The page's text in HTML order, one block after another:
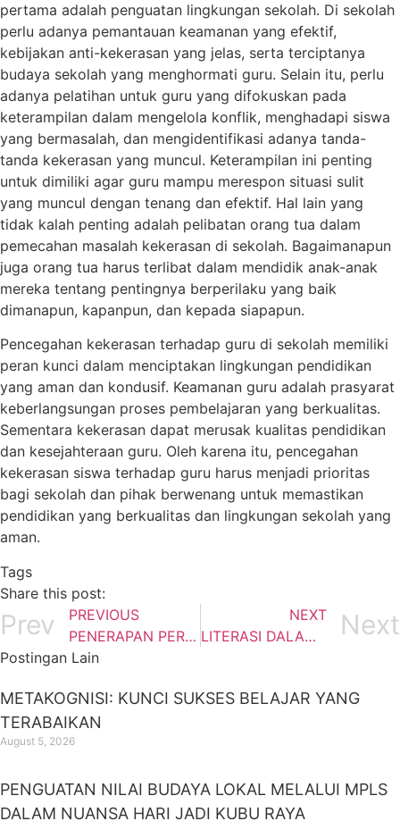
pertama adalah penguatan lingkungan sekolah. Di sekolah
perlu adanya pemantauan keamanan yang efektif,
kebijakan anti-kekerasan yang jelas, serta terciptanya
budaya sekolah yang menghormati guru. Selain itu, perlu
adanya pelatihan untuk guru yang difokuskan pada
keterampilan dalam mengelola konflik, menghadapi siswa
yang bermasalah, dan mengidentifikasi adanya tanda-
tanda kekerasan yang muncul. Keterampilan ini penting
untuk dimiliki agar guru mampu merespon situasi sulit
yang muncul dengan tenang dan efektif. Hal lain yang
tidak kalah penting adalah pelibatan orang tua dalam
pemecahan masalah kekerasan di sekolah. Bagaimanapun
juga orang tua harus terlibat dalam mendidik anak-anak
mereka tentang pentingnya berperilaku yang baik
dimanapun, kapanpun, dan kepada siapapun.
Pencegahan kekerasan terhadap guru di sekolah memiliki
peran kunci dalam menciptakan lingkungan pendidikan
yang aman dan kondusif. Keamanan guru adalah prasyarat
keberlangsungan proses pembelajaran yang berkualitas.
Sementara kekerasan dapat merusak kualitas pendidikan
dan kesejahteraan guru. Oleh karena itu, pencegahan
kekerasan siswa terhadap guru harus menjadi prioritas
bagi sekolah dan pihak berwenang untuk memastikan
pendidikan yang berkualitas dan lingkungan sekolah yang
aman.
Tags
Share this post:
Prev
PREVIOUS
PENERAPAN PERMAINAN TRADISIONAL GOBAK SODOR DALAM PEMBELAJARAN SEBAGAI SARANA UNTUK MENUMBUHKAN DAN MENINGKATKAN FUNGSI-FUNGSI PSIKOMOTOR KOGNITIF DAN AFEKTIF KELAS 1A MIN 1 YOGYAKARTA
NEXT
LITERASI DALAM KURIKLUM MERDEKA
Next
Postingan Lain
METAKOGNISI: KUNCI SUKSES BELAJAR YANG
TERABAIKAN
August 5, 2026
PENGUATAN NILAI BUDAYA LOKAL MELALUI MPLS
DALAM NUANSA HARI JADI KUBU RAYA